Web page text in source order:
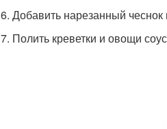
6. Добавить нарезанный
7. Полить креветки и овощи